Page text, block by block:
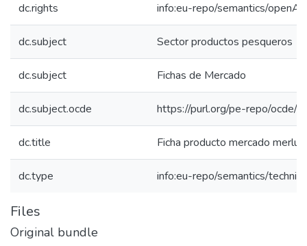
dc.rights info:eu-repo/semantics/
dc.subject Sector productos pesqueros
dc.subject Fichas de Mercado
dc.subject.ocde https://purl.org/pe-repo/ocde/
dc.title Ficha producto mercado
dc.type info:eu-repo/semantics/
Files
Original bundle